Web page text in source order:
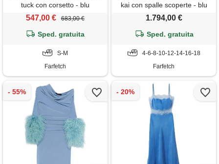
tuck con corsetto - blu
547,00 € 683,00 €
Sped. gratuita
S-M
Farfetch
kai con spalle scoperte - blu
1.794,00 €
Sped. gratuita
4-6-8-10-12-14-16-18
Farfetch